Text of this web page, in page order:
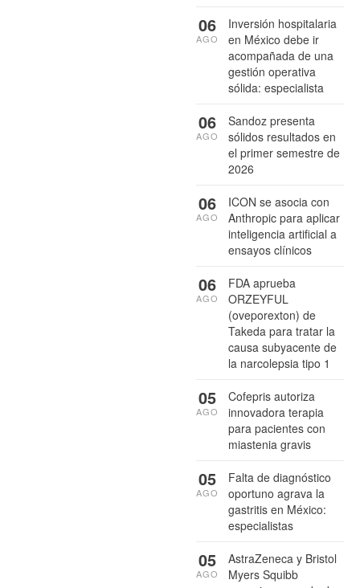
Inversión hospitalaria
en México debe ir
acompañada de una
gestión operativa
sólida: especialista
06
AGO
Sandoz presenta
sólidos resultados en
el primer semestre de
2026
06
AGO
ICON se asocia con
Anthropic para aplicar
inteligencia artificial a
ensayos clínicos
06
AGO
FDA aprueba
ORZEYFUL
(oveporexton) de
Takeda para tratar la
causa subyacente de
la narcolepsia tipo 1
06
AGO
Cofepris autoriza
innovadora terapia
para pacientes con
miastenia gravis
05
AGO
Falta de diagnóstico
oportuno agrava la
gastritis en México:
especialistas
05
AGO
AstraZeneca y Bristol
Myers Squibb
05
AGO